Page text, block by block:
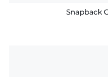
Snapback